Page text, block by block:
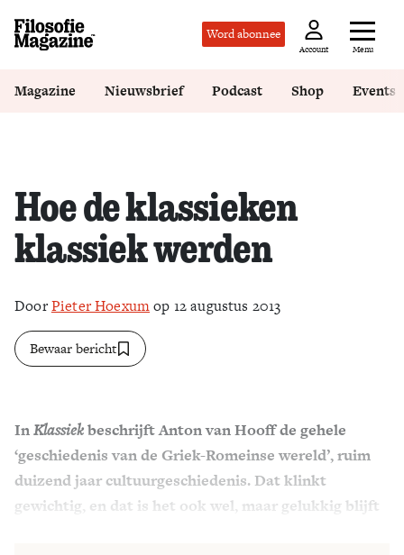
Word abonnee
Account Menu
Zoek
Magazine Nieuwsbrief Podcast Shop Events
Hoe de klassieken
klassiek werden
DoorPieter Hoexumop 12 augustus 2013
Bewaar bericht
InKlassiekbeschrijft Anton van Hooff de gehele
‘geschiedenis van de Griek-Romeinse wereld’, ruim
duizend jaar cultuurgeschiedenis. Dat klinkt
gewichtig, en dat is het ook wel, maar gelukkig blijft